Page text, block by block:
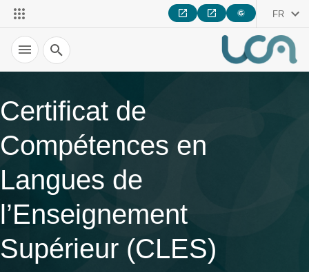
FR
Recherche
Certificat de
Compétences en
Langues de
l’Enseignement
Supérieur (CLES)